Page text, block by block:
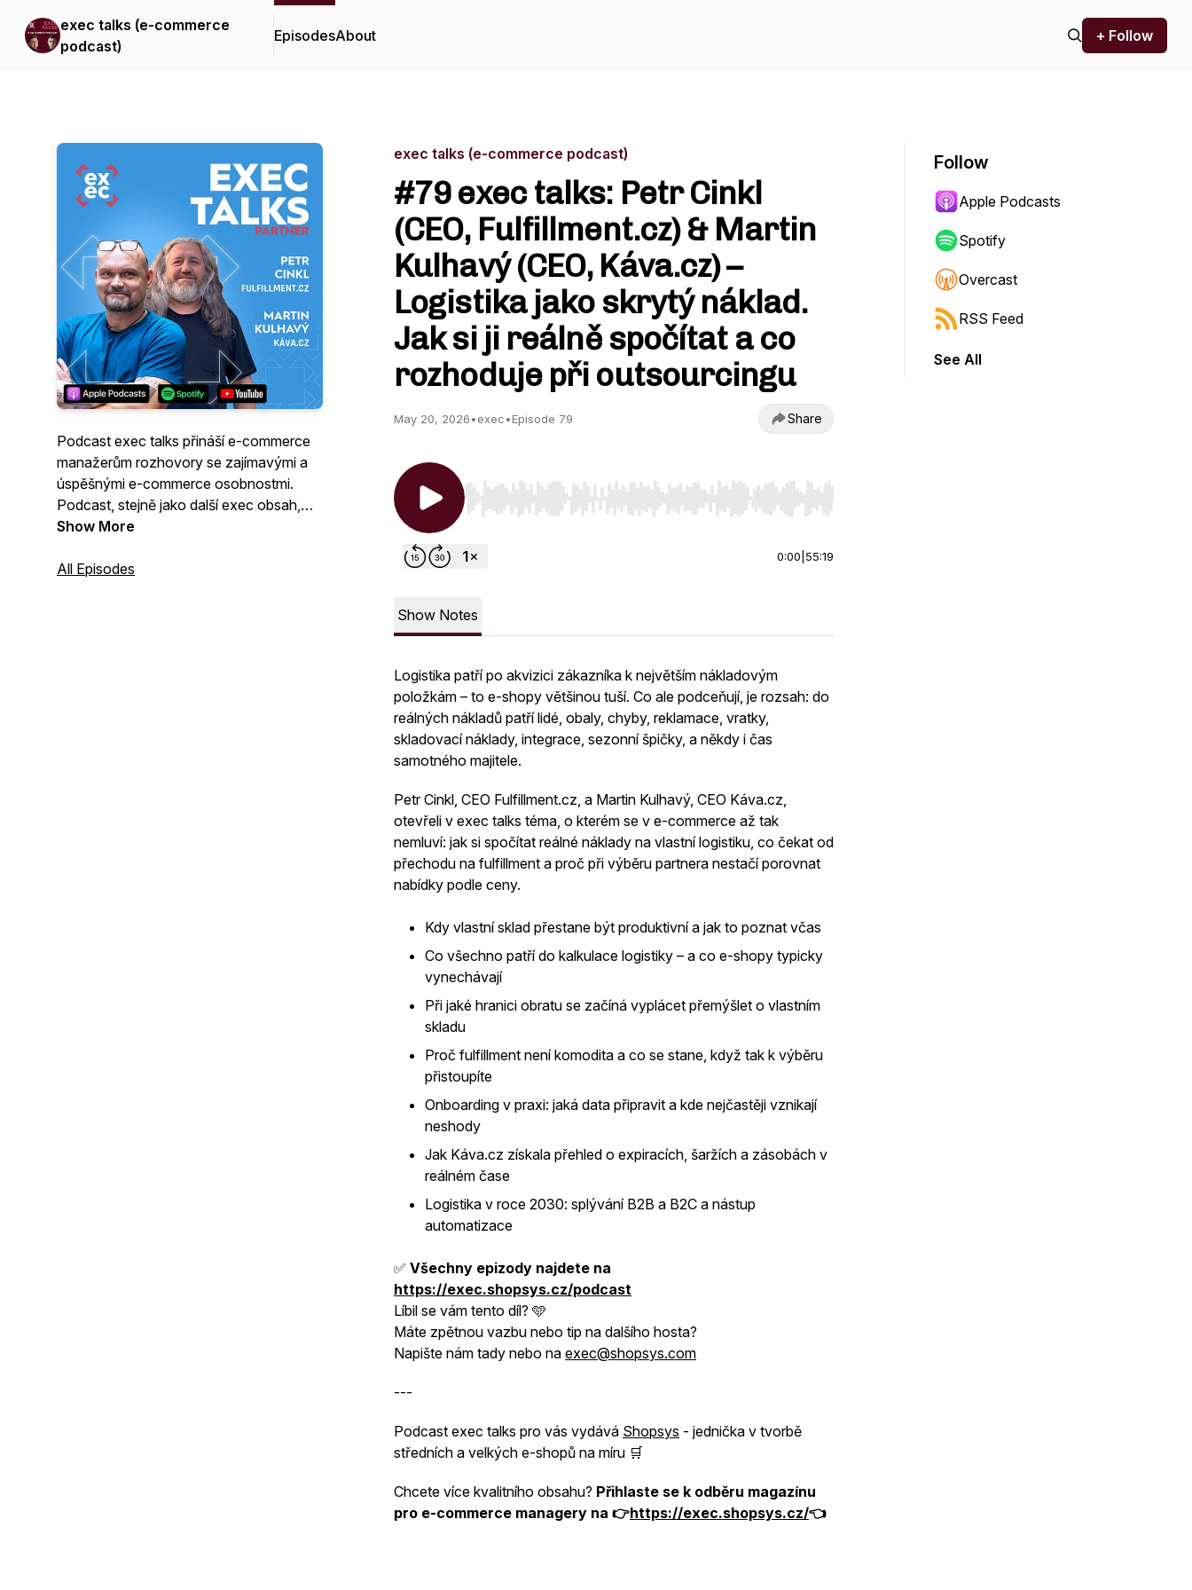
exec talks (e-commerce
podcast)
EpisodesAbout + Follow
Podcast exec talks přináší e-commerce
manažerům rozhovory se zajímavými a
úspěšnými e-commerce osobnostmi.
Podcast, stejně jako další exec obsah,
pro vás vydává Shopsys – jednička ve
Show More
All Episodes
exec talks (e-commerce podcast)
#79 exec talks: Petr Cinkl
(CEO, Fulfillment.cz) & Martin
Kulhavý (CEO, Káva.cz) –
Logistika jako skrytý náklad.
Jak si ji reálně spočítat a co
rozhoduje při outsourcingu
May 20, 2026•exec•Episode 79 Share
Use Left/Right to seek, Home/End to jump to start or end. Hold shift to jump forward or backward.
0:00 55:19
Show Notes
Logistika patří po akvizici zákazníka k největším nákladovým
položkám – to e-shopy většinou tuší. Co ale podceňují, je rozsah: do
reálných nákladů patří lidé, obaly, chyby, reklamace, vratky,
skladovací náklady, integrace, sezonní špičky, a někdy i čas
samotného majitele.
Petr Cinkl, CEO Fulfillment.cz, a Martin Kulhavý, CEO Káva.cz,
otevřeli v exec talks téma, o kterém se v e-commerce až tak
nemluví: jak si spočítat reálné náklady na vlastní logistiku, co čekat od
přechodu na fulfillment a proč při výběru partnera nestačí porovnat
nabídky podle ceny.
Kdy vlastní sklad přestane být produktivní a jak to poznat včas
Co všechno patří do kalkulace logistiky – a co e-shopy typicky
vynechávají
Při jaké hranici obratu se začíná vyplácet přemýšlet o vlastním
skladu
Proč fulfillment není komodita a co se stane, když tak k výběru
přistoupíte
Onboarding v praxi: jaká data připravit a kde nejčastěji vznikají
neshody
Jak Káva.cz získala přehled o expiracích, šaržích a zásobách v
reálném čase
Logistika v roce 2030: splývání B2B a B2C a nástup
automatizace
✅ Všechny epizody najdete na
https://exec.shopsys.cz/podcast
Líbil se vám tento díl? 🩵
Máte zpětnou vazbu nebo tip na dalšího hosta?
Napište nám tady nebo na exec@shopsys.com
---
Podcast exec talks pro vás vydává Shopsys - jednička v tvorbě
středních a velkých e-shopů na míru 🛒
Chcete více kvalitního obsahu? Přihlaste se k odběru magazínu
pro e-commerce managery na 👉https://exec.shopsys.cz/👈
Follow
Apple Podcasts
Spotify
Overcast
RSS Feed
See All